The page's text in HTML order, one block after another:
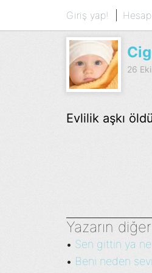
Giriş yap!
26
Evlilik aşkı
Yazarın
• Sen gittin ya ne
• Beni neden